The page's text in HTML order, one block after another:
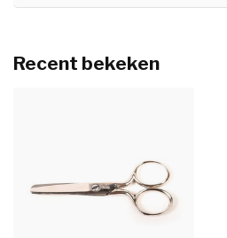
Recent bekeken